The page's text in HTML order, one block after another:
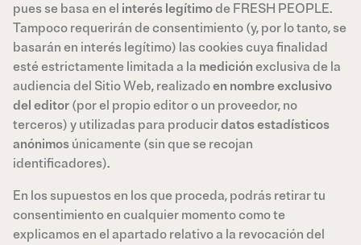
pues se basa en el interés legítimode FRESH PEOPLE.
Tampoco requerirán de consentimiento (y, por lo tanto, se
basarán en interés legítimo) las cookies cuya finalidad
esté estrictamente limitada a la medición exclusiva de la
audiencia del Sitio Web, realizadoen nombre exclusivo
del editor (por el propio editor o un proveedor, no
terceros) y utilizadas para producirdatos estadísticos
anónimos únicamente (sin que se recojan
identificadores).
En los supuestos en los que proceda, podrás retirar tu
consentimiento en cualquier momento como te
explicamos en el apartado relativo a la revocación del